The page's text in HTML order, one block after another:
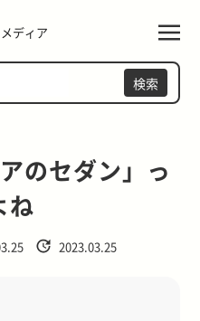
ディア
検索
のセダン」っ
ね
2023.03.25